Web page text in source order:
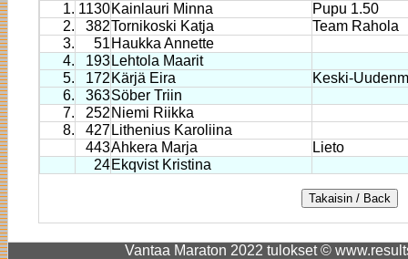
1. 1130 Kainlauri Minna
Pupu 1.50
2.
382Tornikoski Katja
Team Rahola
3.
51 Haukka Annette
4.
193 Lehtola Maarit
5.
172 Kärjä Eira
Keski-
6.
363Söber Triin
7.
252 Niemi Riikka
8.
427 Lithenius Karoliina
443Ahkera Marja
Lieto
24 Ekqvist Kristina
Vantaa Maraton 2022 tulokset ©